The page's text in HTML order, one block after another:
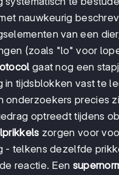
nauwkeurig
van een
(zoals "lo" voor
gaat nog een
in tijdsblokken vast te
onderzoekers precies
optreedt tijdens
zorgen voor
- telkens dezelfde
reactie. Een